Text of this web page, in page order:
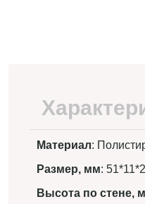
Материал:
Размер, мм:
Высота по стене,